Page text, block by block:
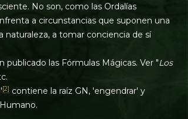
No son, como las Ordalías
a circunstancias que suponen una
naturaleza, a tomar conciencia de sí
publicado las Fórmulas Mágicas. Ver "Los
[2] contiene la raíz GN, 'engendrar' y